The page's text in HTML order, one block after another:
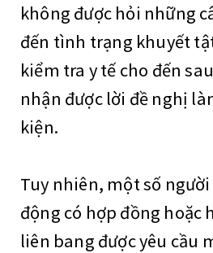
không được hỏi những
đến tình trạng khuyết
kiểm tra y tế cho đến
nhận được lời đề nghị
kiện.
Tuy nhiên, một số
động có hợp đồng hoặc
liên bang được yêu cầu